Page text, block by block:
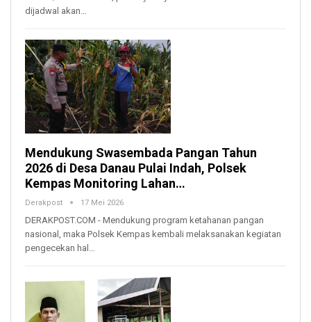
dijadwal akan…
Mendukung Swasembada Pangan Tahun
2026 di Desa Danau Pulai Indah, Polsek
Kempas Monitoring Lahan…
Derakpost 17 Mei 2026
DERAKPOST.COM - Mendukung program ketahanan pangan
nasional, maka Polsek Kempas kembali melaksanakan kegiatan
pengecekan hal…